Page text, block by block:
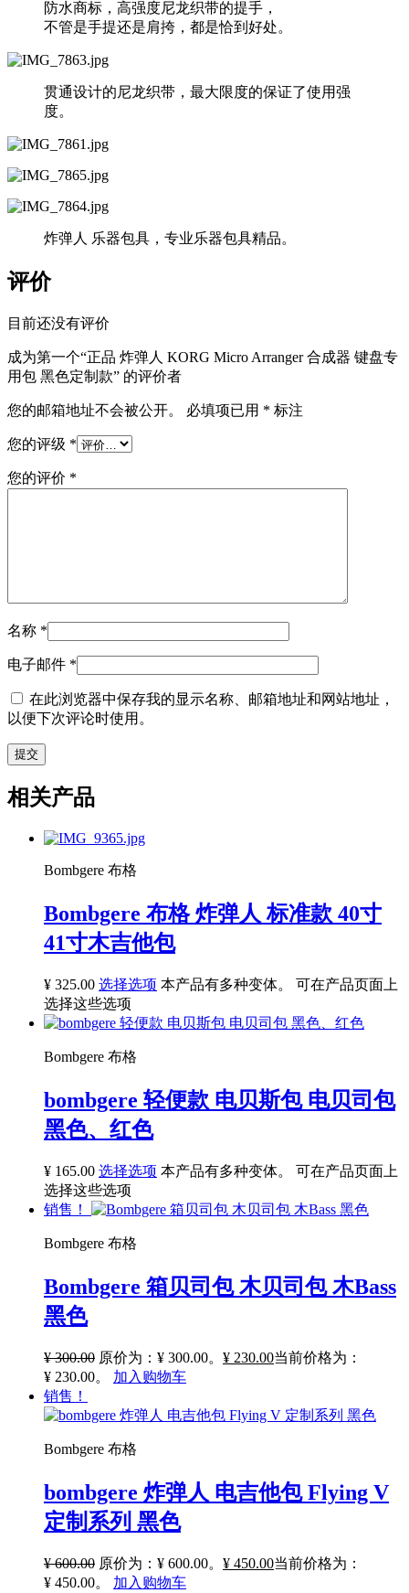
防水商标，高强度尼龙织带的提手，
不管是手提还是肩挎，都是恰到好处。
贯通设计的尼龙织带，最大限度的保证了使用强
度。
炸弹人 乐器包具，专业乐器包具精品。
评价
目前还没有评价
成为第一个“正品 炸弹人 KORG Micro Arranger 合成器 键盘专
用包 黑色定制款” 的评价者
您的邮箱地址不会被公开。 必填项已用 * 标注
您的评级 *
您的评价 *
名称 *
电子邮件 *
在此浏览器中保存我的显示名称、邮箱地址和网站地址，
以便下次评论时使用。
相关产品
Bombgere 布格
Bombgere 布格 炸弹人 标准款 40寸
41寸木吉他包
¥ 325.00 选择选项 本产品有多种变体。 可在产品页面上
选择这些选项
Bombgere 布格
bombgere 轻便款 电贝斯包 电贝司包
黑色、红色
¥ 165.00 选择选项 本产品有多种变体。 可在产品页面上
选择这些选项
销售！
Bombgere 布格
Bombgere 箱贝司包 木贝司包 木Bass
黑色
¥300.00 原价为：¥ 300.00。 ¥ 230.00当前价格为：
¥ 230.00。
加入购物车
销售！
Bombgere 布格
bombgere 炸弹人 电吉他包 Flying V
定制系列 黑色
¥600.00 原价为：¥ 600.00。 ¥ 450.00当前价格为：
¥ 450.00。
加入购物车